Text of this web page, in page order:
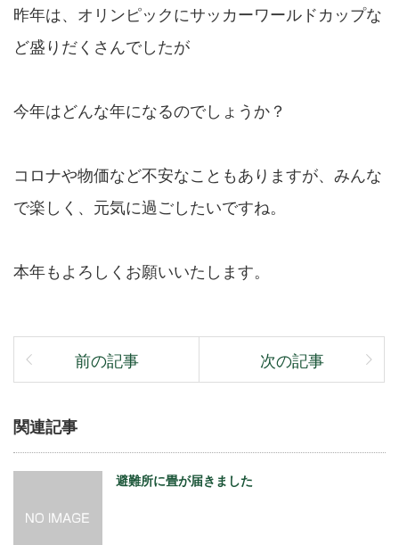
昨年は、オリンピックにサッカーワールドカップな
ど盛りだくさんでしたが
今年はどんな年になるのでしょうか？
コロナや物価など不安なこともありますが、みんな
で楽しく、元気に過ごしたいですね。
本年もよろしくお願いいたします。
前の記事 次の記事
関連記事
避難所に畳が届きました